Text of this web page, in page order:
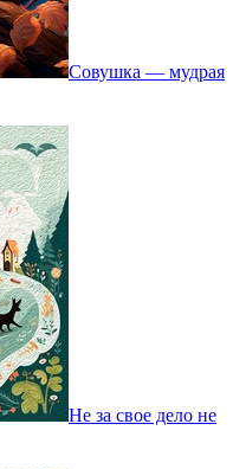
Совушка — мудрая
Не за свое дело не